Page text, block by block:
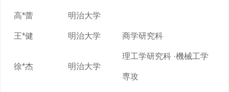
高*蕾 明治大学
王*健 明治大学 商学研究科
徐*杰 明治大学
理工学研究科 ·機械工学
専攻